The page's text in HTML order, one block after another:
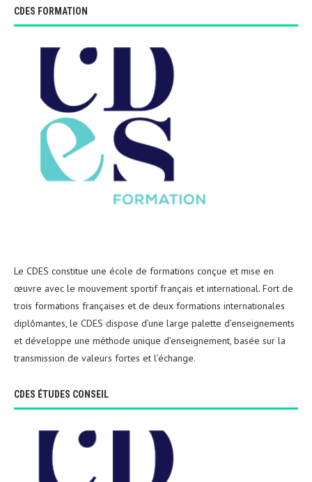
CDES FORMATION
Le CDES constitue une école de formations conçue et mise en
œuvre avec le mouvement sportif français et international. Fort de
trois formations françaises et de deux formations internationales
diplômantes, le CDES dispose d’une large palette d’enseignements
et développe une méthode unique d’enseignement, basée sur la
transmission de valeurs fortes et l’échange.
CDES ÉTUDES CONSEIL